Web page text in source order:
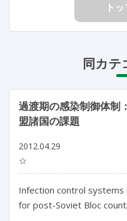
ト
同カテ
過渡期の感染制御体制
盟諸国の課題
2012.04.29
☆
Infection control systems
for post-Soviet Bloc